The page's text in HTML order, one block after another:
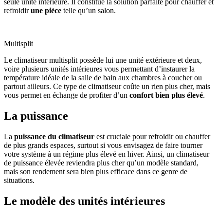
seule unité intérieure. Il constitue la solution parfaite pour chauffer et
refroidirune pièce telle qu’un salon.
Multisplit
Le climatiseur multisplit possède lui une unité extérieure et deux,
voire plusieurs unités intérieures vous permettant d’instaurer la
température idéale de la salle de bain aux chambres à coucher ou
partout ailleurs. Ce type de climatiseur coûte un rien plus cher, mais
vous permet en échange de profiter d’un confort bien plus élevé.
La puissance
La puissance du climatiseur est cruciale pour refroidir ou chauffer
de plus grands espaces, surtout si vous envisagez de faire tourner
votre système à un régime plus élevé en hiver. Ainsi, un climatiseur
de puissance élevée reviendra plus cher qu’un modèle standard,
mais son rendement sera bien plus efficace dans ce genre de
situations.
Le modèle des unités intérieures